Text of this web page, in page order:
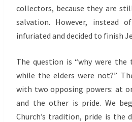
collectors, because they are
salvation. However, instead
infuriated and decided to finish
The question is “why were
while the elders were not?”
with two opposing powers: at
and the other is pride. We
Church’s tradition, pride is the